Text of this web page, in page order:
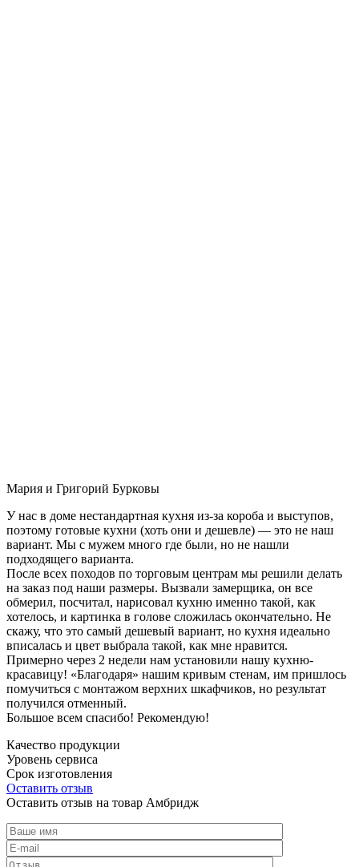
Мария и Григорий Бурковы
У нас в доме нестандартная кухня из-за короба и выступов,
поэтому готовые кухни (хоть они и дешевле) — это не наш
вариант. Мы с мужем много где были, но не нашли
подходящего варианта.
После всех походов по торговым центрам мы решили делать
на заказ под наши размеры. Вызвали замерщика, он все
обмерил, посчитал, нарисовал кухню именно такой, как
хотелось, и картинка в голове сложилась окончательно. Не
скажу, что это самый дешевый вариант, но кухня идеально
вписалась и цвет выбрала такой, как мне нравится.
Примерно через 2 недели нам установили нашу кухню-
красавицу! «Благодаря» нашим кривым стенам, им пришлось
помучиться с монтажом верхних шкафчиков, но результат
получился отменный.
Большое всем спасибо! Рекомендую!
Качество продукции
Уровень сервиса
Срок изготовления
Оставить отзыв
Оставить отзыв на товар Амбридж